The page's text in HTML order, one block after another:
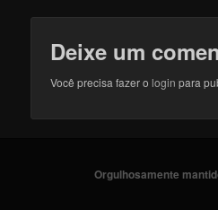
Deixe um
Você precisa fazer ologin para
Orgulhosamente